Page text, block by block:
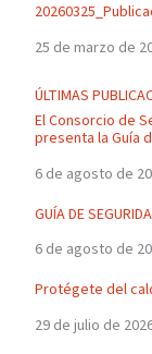
25 de marzo de
ÚLTIMAS
El Consorcio de
presenta la Guía
6 de agosto de
GUÍA DE
6 de agosto de
Protégete del
29 de julio de